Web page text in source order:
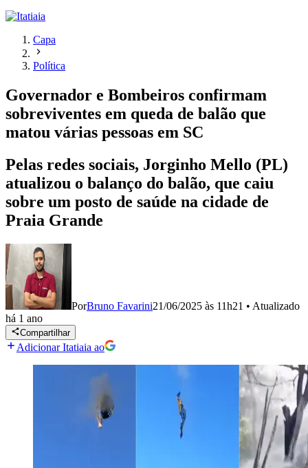
Capa
Política
Governador e Bombeiros confirmam
sobreviventes em queda de balão que
matou várias pessoas em SC
Pelas redes sociais, Jorginho Mello (PL)
atualizou o balanço do balão, que caiu
sobre um posto de saúde na cidade de
Praia Grande
PorBruno Favarini21/06/2025 às 11h21 • Atualizado
há 1 ano
Compartilhar
Adicionar Itatiaia ao